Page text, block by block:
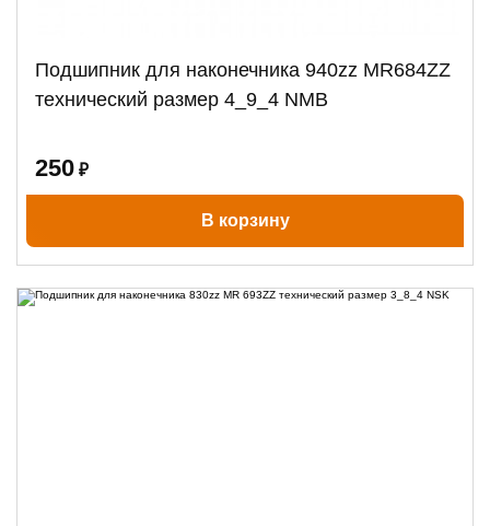
Подшипник для наконечника 940zz MR684ZZ
технический размер 4_9_4 NMB
250 ₽
В корзину